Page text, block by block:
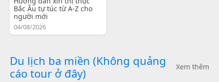
Bắc Âu tự túc từ A-Z cho
người mới
04/08/2026
Du lịch ba miền (Không quảng
cáo tour ở đây)
Xem thêm